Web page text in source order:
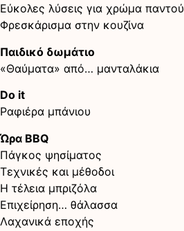
Εύκολες λύσεις για χρώμα παντού
Φρεσκάρισμα στην κουζίνα
Παιδικό δωμάτιο
«Θαύματα» από… μανταλάκια
Do it
Ραφιέρα μπάνιου
Ώρα BBQ
Πάγκος ψησίματος
Τεχνικές και μέθοδοι
Η τέλεια μπριζόλα
Επιχείρηση… θάλασσα
Λαχανικά εποχής